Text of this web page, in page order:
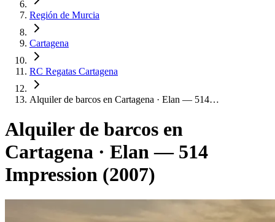
Región de Murcia
Cartagena
RC Regatas Cartagena
Alquiler de barcos en Cartagena · Elan — 514…
Alquiler de barcos en
Cartagena · Elan — 514
Impression (2007)